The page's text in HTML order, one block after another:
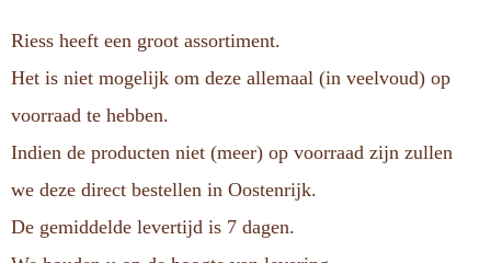
Riess heeft een groot assortiment.
Het is niet mogelijk om deze allemaal (in veelvoud) op
voorraad te hebben.
Indien de producten niet (meer) op voorraad zijn zullen
we deze direct bestellen in Oostenrijk.
De gemiddelde levertijd is 7 dagen.